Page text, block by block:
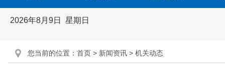
2026年8月9日 星期日
您当前的位置： 首页 > 新闻资讯 > 机关动态